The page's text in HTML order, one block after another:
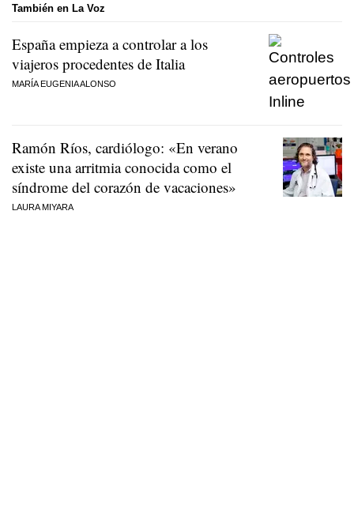
También en La Voz
España empieza a controlar a los
viajeros procedentes de Italia
MARÍA EUGENIA ALONSO
Ramón Ríos, cardiólogo: «En verano
existe una arritmia conocida como el
síndrome del corazón de vacaciones»
LAURA MIYARA